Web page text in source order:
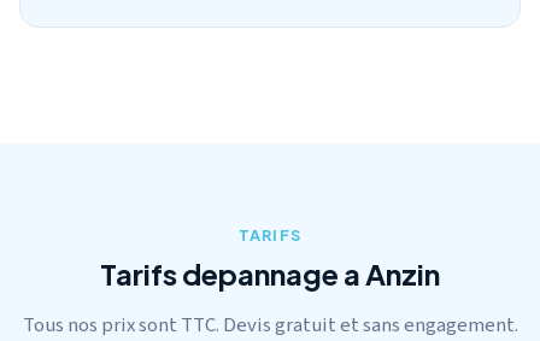
TARIFS
Tarifs depannage a Anzin
Tous nos prix sont TTC. Devis gratuit et sans engagement.